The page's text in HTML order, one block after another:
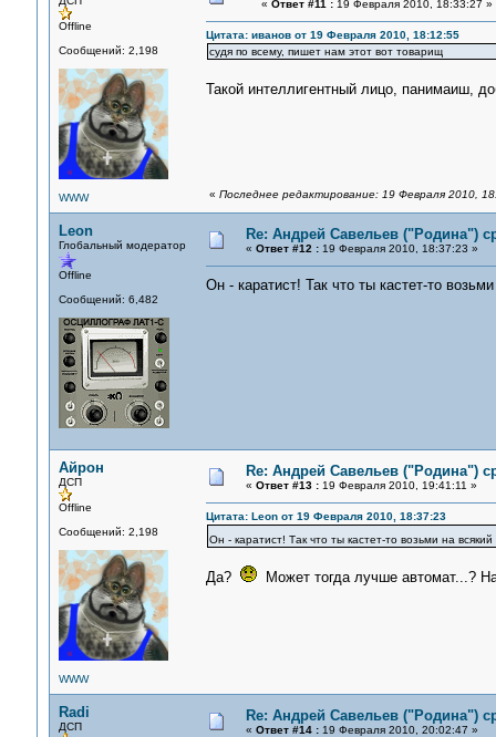
Offline
Сообщений: 2,198
WWW
« Ответ #11 :19 Февраля 2010, 18:33:27 »
Цитата: иванов от 19 Февраля 2010, 18:12:55
судя по всему, пишет нам этот вот товарищ
Такой интеллигентный лицо, панимаиш,
« Последнее редактирование: 19 Февраля 2010,
Leon
Глобальный модератор
Offline
Сообщений: 6,482
Re: Андрей Савельев ("Родина")
« Ответ #12 :19 Февраля 2010, 18:37:23 »
Он - каратист! Так что ты кастет-то
Айрон
ДСП
Offline
Сообщений: 2,198
WWW
Re: Андрей Савельев ("Родина")
« Ответ #13 :19 Февраля 2010, 19:41:11 »
Цитата: Leon от 19 Февраля 2010, 18:37:23
Он - каратист! Так что ты кастет-то возьми на
Да? Может тогда лучше автомат...?
Radi
ДСП
Re: Андрей Савельев ("Родина")
« Ответ #14 :19 Февраля 2010, 20:02:47 »